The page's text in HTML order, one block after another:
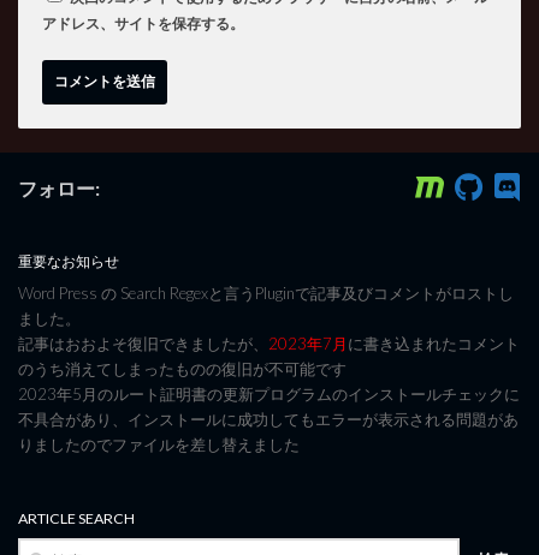
アドレス、サイトを保存する。
フォロー:
重要なお知らせ
Word Press の Search Regexと言うPluginで記事及びコメントがロストし
ました。
記事はおおよそ復旧できましたが、 2023年7月に書き込まれたコメント
のうち消えてしまったものの復旧が不可能です
2023年5月のルート証明書の更新プログラムのインストールチェックに
不具合があり、インストールに成功してもエラーが表示される問題があ
りましたのでファイルを差し替えました
ARTICLE SEARCH